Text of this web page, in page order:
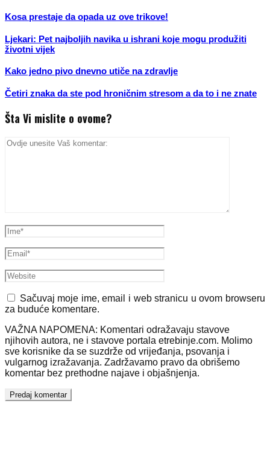
Kosa prestaje da opada uz ove trikove!
Ljekari: Pet najboljih navika u ishrani koje mogu produžiti
životni vijek
Kako jedno pivo dnevno utiče na zdravlje
Četiri znaka da ste pod hroničnim stresom a da to i ne znate
Šta Vi mislite o ovome?
Sačuvaj moje ime, email i web stranicu u ovom browseru
za buduće komentare.
VAŽNA NAPOMENA: Komentari odražavaju stavove
njihovih autora, ne i stavove portala etrebinje.com. Molimo
sve korisnike da se suzdrže od vrijeđanja, psovanja i
vulgarnog izražavanja. Zadržavamo pravo da obrišemo
komentar bez prethodne najave i objašnjenja.